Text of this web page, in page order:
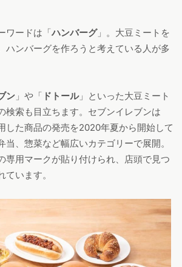
ワードは「ハンバーグ」。大豆ミートを
ハンバーグを作ろうと考えている人が多
ン 」や「 ドトール」といった大豆ミート
検索も目立ちます。セブンイレブンは
した商品の発売を2020年夏から開始して
当、惣菜など幅広いカテゴリーで展開。
専用マークが貼り付けられ、店頭で見つ
います。